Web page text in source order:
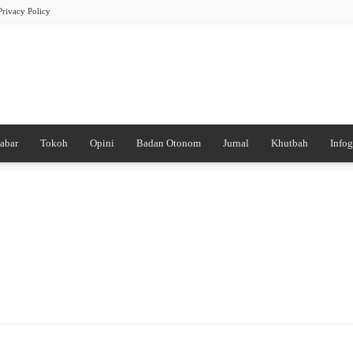
Policy
Tokoh Opini Badan Otonom Jurnal Khutbah